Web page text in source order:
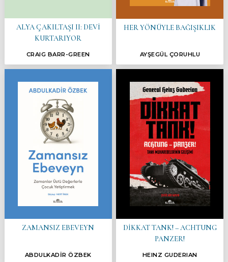
ALYA ÇAKILTAŞI II: DEVİ
KURTARIYOR
CRAIG BARR-GREEN
HER YÖNÜYLE BAĞIŞIKLIK
AYŞEGÜL ÇORUHLU
ZAMANSIZ EBEVEYN
ABDULKADİR ÖZBEK
DİKKAT TANK! – ACHTUNG
PANZER!
HEINZ GUDERIAN